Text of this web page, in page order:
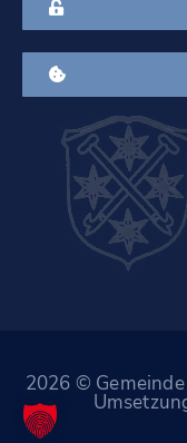
2026 ©